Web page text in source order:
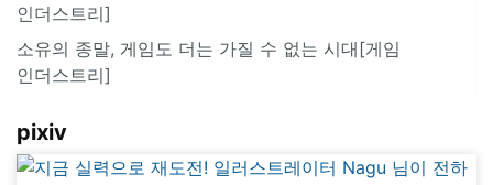
인더스트리]
소유의 종말, 게임도 더는 가질 수 없는 시대[게임
인더스트리]
pixiv